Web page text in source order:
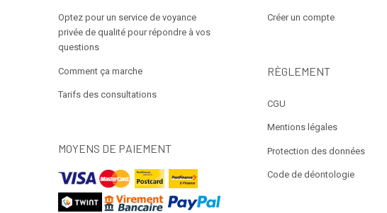
Optez pour un service de voyance
privée de qualité pour répondre à vos
questions
Comment ça marche
Tarifs des consultations
MOYENS DE PAIEMENT
Créer un compte
RÈGLEMENT
CGU
Mentions légales
Protection des données
Code de déontologie